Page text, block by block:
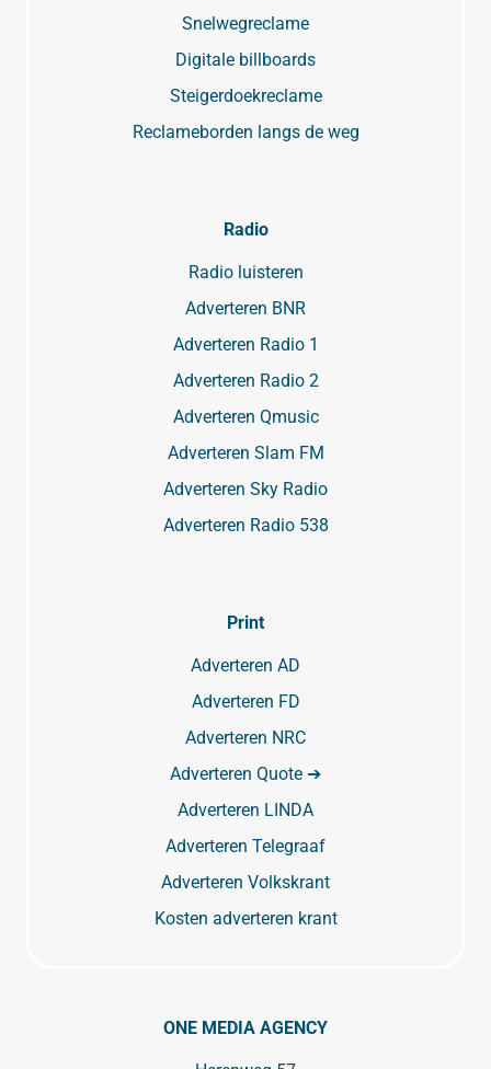
Snelwegreclame
Digitale billboards
Steigerdoekreclame
Reclameborden langs de weg
Radio
Radio luisteren
Adverteren BNR
Adverteren Radio 1
Adverteren Radio 2
Adverteren Qmusic
Adverteren Slam FM
Adverteren Sky Radio
Adverteren Radio 538
Print
Adverteren AD
Adverteren FD
Adverteren NRC
Adverteren Quote ➔
Adverteren LINDA
Adverteren Telegraaf
Adverteren Volkskrant
Kosten adverteren krant
ONE MEDIA AGENCY